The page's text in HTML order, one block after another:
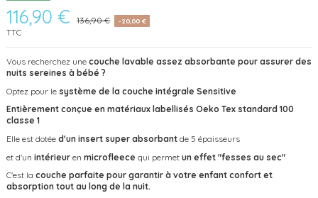
116,90 € 136,90 € -20,00 €
TTC
Vous recherchez une couche lavable assez absorbante pour assurer des
nuits sereines à bébé ?
Optez pour le système de la couche intégrale Sensitive
Entièrement conçue en matériaux labellisés Oeko Tex standard 100
classe 1
Elle est dotée d'un insert super absorbant de 5 épaisseurs
et d'un intérieur en microfleece qui permet un effet "fesses au sec"
C'est la couche parfaite pour garantir à votre enfant confort et
absorption tout au long de la nuit.